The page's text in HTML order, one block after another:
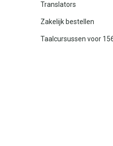
Translators
Zakelijk bestellen
Taalcursussen voor